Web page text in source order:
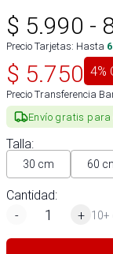
$ 5.990 -
Precio Tarjetas: Hasta 6
$ 5.750 4%
Precio Transferencia
Envío gratis
Talla:
30 cm 60
Cantidad:
-
+ 10+